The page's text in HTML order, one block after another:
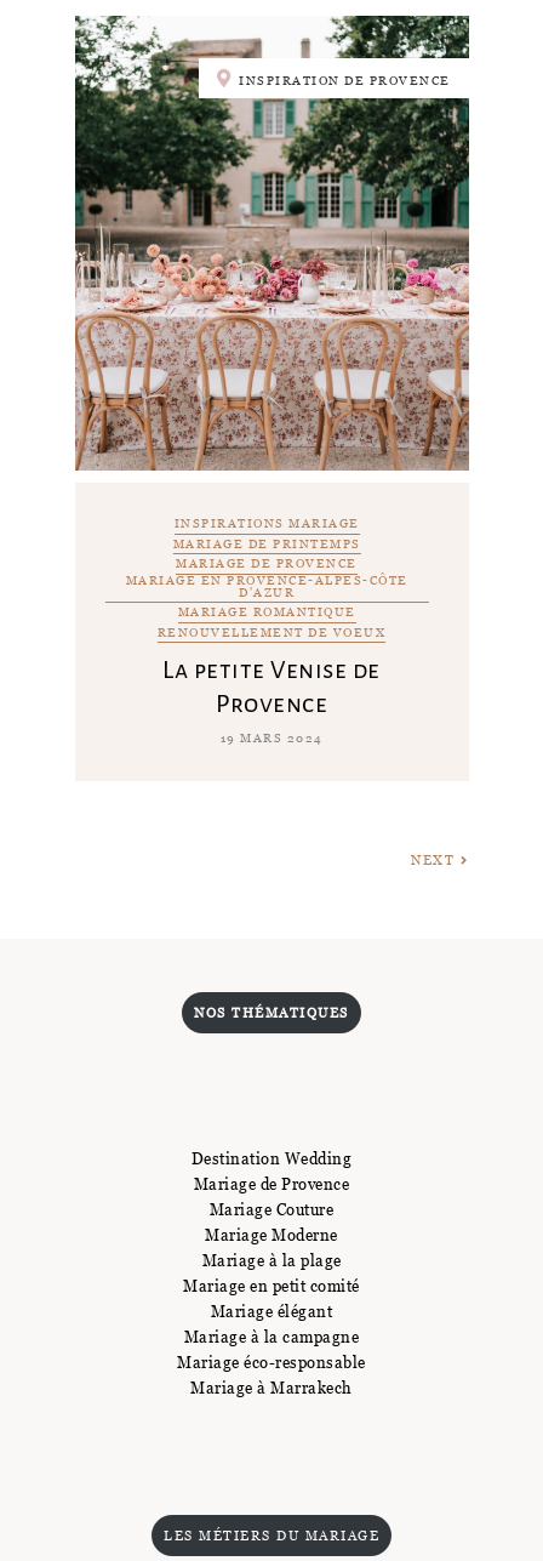
INSPIRATION DE PROVENCE
INSPIRATIONS MARIAGE
MARIAGE DE PRINTEMPS
MARIAGE DE PROVENCE
MARIAGE EN PROVENCE-ALPES-CÔTE
D'AZUR
MARIAGE ROMANTIQUE
RENOUVELLEMENT DE VOEUX
La petite Venise de
Provence
19 MARS 2024
NEXT
NOS THÉMATIQUES
Destination Wedding
Mariage de Provence
Mariage Couture
Mariage Moderne
Mariage à la plage
Mariage en petit comité
Mariage élégant
Mariage à la campagne
Mariage éco-responsable
Mariage à Marrakech
LES MÉTIERS DU MARIAGE